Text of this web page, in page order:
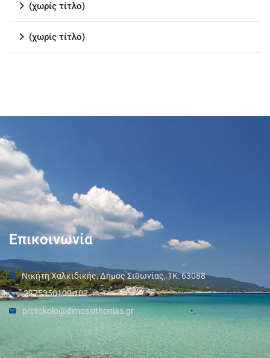
(χωρίς τίτλο)
(χωρίς τίτλο)
Επικοινωνία
Νικήτη Χαλκιδικής, Δήμος Σιθωνίας, ΤΚ: 63088
2375350100 102
protokolo@dimossithonias.gr